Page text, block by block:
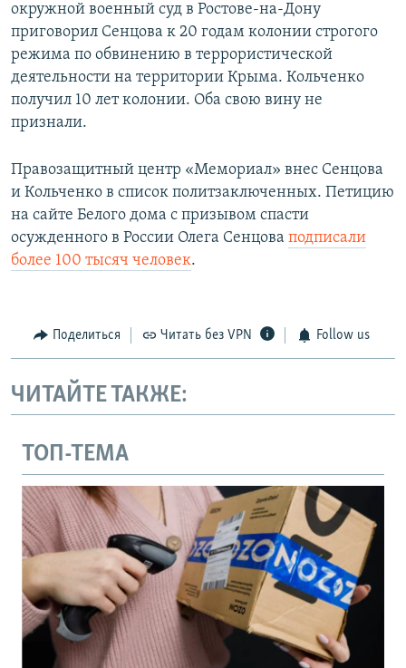
окружной военный суд в Ростове-на-Дону
приговорил Сенцова к 20 годам колонии строгого
режима по обвинению в террористической
деятельности на территории Крыма. Кольченко
получил 10 лет колонии. Оба свою вину не
признали.
Правозащитный центр «Мемориал» внес Сенцова
и Кольченко в список политзаключенных. Петицию
на сайте Белого дома с призывом спасти
осужденного в России Олега Сенцова подписали
более 100 тысяч человек.
Поделиться Читать без VPN Follow us
ЧИТАЙТЕ ТАКЖЕ:
ТОП-ТЕМА